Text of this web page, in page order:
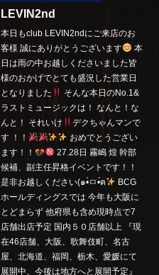
LEVIN2nd
本日もclub LEVIN2ndにご来店のお
客様 誠にありがとうございます
本
日は雨の中お越しくださいました皆
様のおかげでとても盛況した営業日
となりました
そんな本日のNo.1&
ラストミュージックは！ なんと！な
んと！ それいけ
デクちゃんマンで
す ！！
おめでとうござい
ます！！
27.28日 霧嶋 煌 幹部
候補、副主任昇格イベントです！！
是非お越しください(๑•̀ㅁ•́ฅ
BCG
ホールディングスでは 今年も大阪に
とどまらず 他府県も含め現時点で7
店舗出店予定 国内５０店舗以上 『現
在46店舗、大阪、歌舞伎町、名古
屋、北海道、福岡、栃木、愛媛にて
展開中、今後は地方へと展開予定』